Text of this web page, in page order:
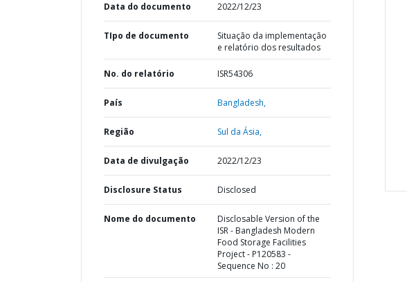
Data do documento 2022/12/23
TIpo de documento
Situação da implementação
e relatório dos resultados
No. do relatório ISR54306
País Bangladesh,
Região Sul da Ásia,
Data de divulgação 2022/12/23
Disclosure Status Disclosed
Nome do documento
Disclosable Version of the
ISR - Bangladesh Modern
Food Storage Facilities
Project - P120583 -
Sequence No : 20